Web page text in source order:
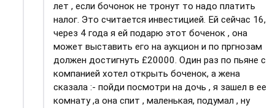
лет , если бочонок не тронут то надо платить
налог. Это считается инвестицией. Ей сейчас 16,
через 4 года я ей подарю этот боченок , она
может выставить его на аукцион и по пргнозам
должен достигнуть £20000. Один раз по пьяне с
компанией хотел открыть боченок, а жена
сказала :- пойди посмотри на дочь , я зашел в ее
комнату ,а она спит , маленькая, подумал , ну